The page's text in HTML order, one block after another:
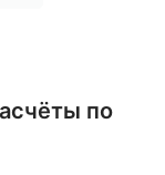
по